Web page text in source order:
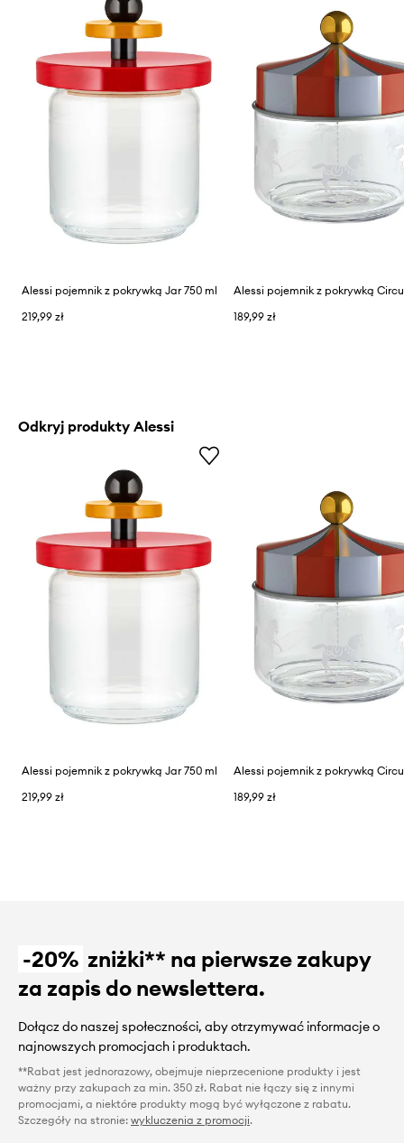
Alessi pojemnik z pokrywką Jar 750 ml
219,99 zł
Alessi pojemnik z pokrywką
189,99 zł
Odkryj produkty Alessi
Alessi pojemnik z pokrywką Jar 750 ml
219,99 zł
Alessi pojemnik z pokrywką
189,99 zł
-20% zniżki** na pierwsze zakupy
za zapis do newslettera.
Dołącz do naszej społeczności, aby otrzymywać informacje o
najnowszych promocjach i produktach.
**Rabat jest jednorazowy, obejmuje nieprzecenione produkty i jest
ważny przy zakupach za min. 350 zł. Rabat nie łączy się z innymi
promocjami, a niektóre produkty mogą być wyłączone z rabatu.
Szczegóły na stronie: wykluczenia z promocji.